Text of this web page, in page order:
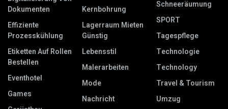
Dokumenten
Effiziente
Prozesskühlung
Etiketten Auf Rollen
Bestellen
Eventhotel
Games
Kernbohrung
Lagerraum Mieten
Günstig
Lebensstil
Malerarbeiten
Mode
Nachricht
Schneeräumung
SPORT
Tagespflege
Technologie
Technology
Travel & Tourism
Umzug